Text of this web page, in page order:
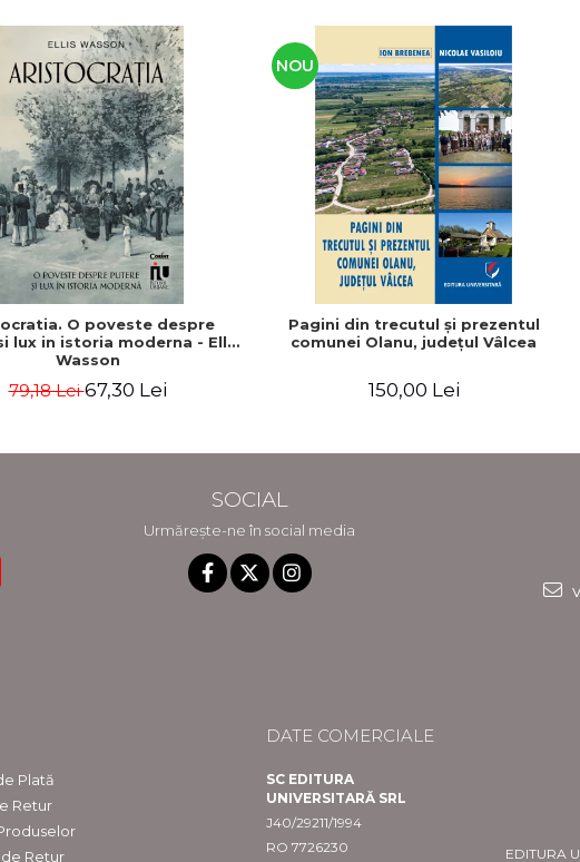
O poveste despre
lux in istoria moderna - Ellis
Wasson
79,18 Lei67,30 Lei
NOU
Pagini din trecutul şi prezentul
comunei Olanu, judeţul Vâlcea
150,00 Lei
SOCIAL
Urmărește-ne în social media
Plată
Retur
Retur
DATE COMERCIALE
SC EDITURA
UNIVERSITARĂ SRL
J40/29211/1994
RO 7726230
EDITURA